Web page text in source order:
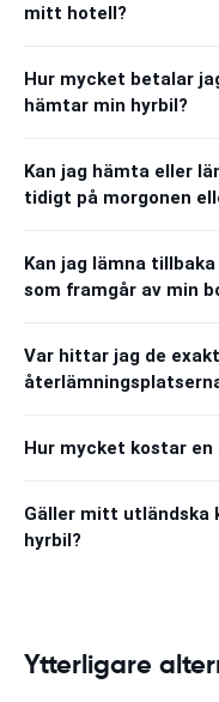
mitt hotell?
Hur mycket betalar
hämtar min hyrbil?
Kan jag hämta eller
tidigt på morgonen
Kan jag lämna
som framgår av min
Var hittar jag de
Hur mycket kostar en
Gäller mitt utländska
hyrbil?
Ytterligare